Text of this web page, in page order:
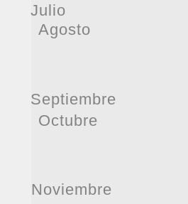
Julio
Agosto
Septiembre
Octubre
Noviembre